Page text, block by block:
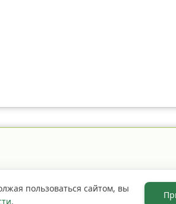
Если не указано иное,
пользоваться сайтом, вы
.